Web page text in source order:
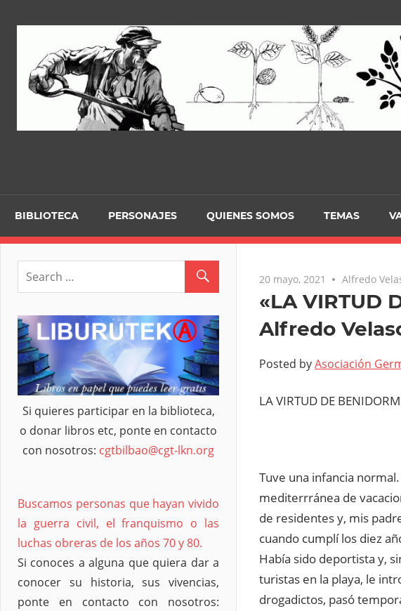
BIBLIOTECA PERSONAJES QUIENES SOMOS TEMAS
20 mayo, 2021 Alfredo
«LA VIRTUD
Alfredo
Posted byAsociación
LA VIRTUD DE BENIDORM
Tuve una infancia
mediterrránea de
de residentes y, mis
cuando cumplí los diez
Había sido deportista y,
turistas en la playa, le
drogadictos, pasó
Si quieres participar en la biblioteca,
o donar libros etc, ponte en contacto
con nosotros: cgtbilbao@cgt-lkn.org
Buscamos personas que hayan vivido
la guerra civil, el franquismo o las
luchas obreras de los años 70 y 80.
Si conoces a alguna que quiera dar a
conocer su historia, sus vivencias,
ponte en contacto con nosotros: